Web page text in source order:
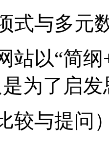
式与多元
站以“简纲
是为了启
较与提问